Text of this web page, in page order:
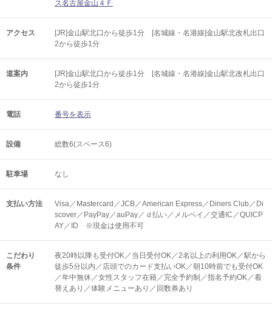
ス名古屋金山４Ｆ
アクセス
[JR]金山駅北口から徒歩1分 [名城線・名港線]金山駅北改札出口
2から徒歩1分
道案内
[JR]金山駅北口から徒歩1分 [名城線・名港線]金山駅北改札出口
2から徒歩1分
電話 番号を表示
設備 総数6(スペース6)
駐車場 なし
支払い方法
Visa／Mastercard／JCB／American Express／Diners Club／Di
scover／PayPay／auPay／ｄ払い／メルペイ／交通IC／QUICP
AY／ID ※現金は使用不可
こだわり
条件
夜20時以降も受付OK／当日受付OK／2名以上の利用OK／駅から
徒歩5分以内／店頭でのカード支払いOK／朝10時前でも受付OK
／年中無休／女性スタッフ在籍／完全予約制／指名予約OK／着
替えあり／体験メニューあり／回数券あり